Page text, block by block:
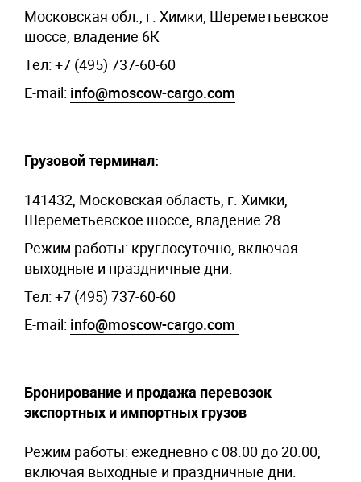
Московская обл., г. Химки, Шереметьевское
шоссе, владение 6К
Тел: +7 (495) 737-60-60
E-mail: info@moscow-cargo.com
Грузовой терминал:
141432, Московская область, г. Химки,
Шереметьевское шоссе, владение 28
Режим работы: круглосуточно, включая
выходные и праздничные дни.
Тел: +7 (495) 737-60-60
E-mail: info@moscow-cargo.com
Бронирование и продажа перевозок
экспортных и импортных грузов
Режим работы: ежедневно с 08.00 до 20.00,
включая выходные и праздничные дни.